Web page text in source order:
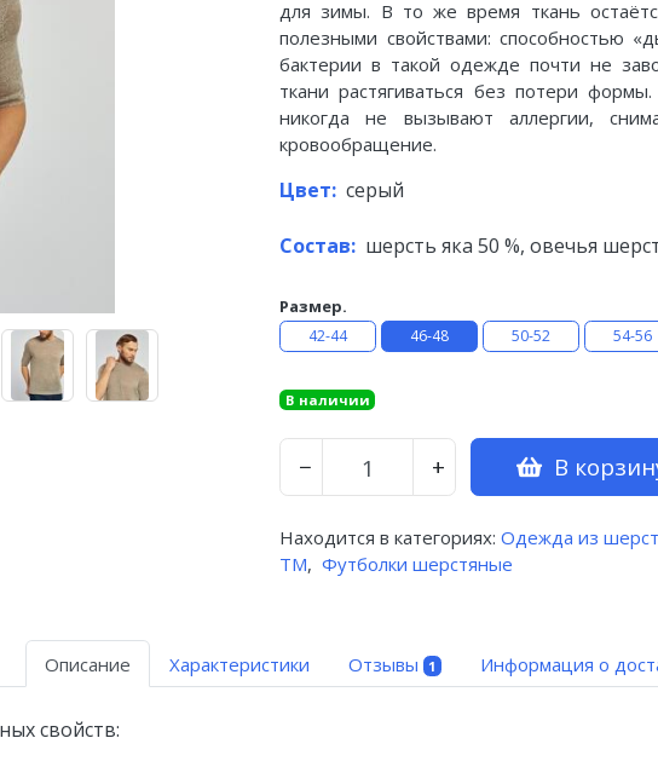
для зимы. В то же время ткань
полезными свойствами: способностью
бактерии в такой одежде почти не
ткани растягиваться без потери
никогда не вызывают аллергии,
кровообращение.
Цвет: серый
Состав: шерсть яка 50 %, овечья
Размер.
42-44 46-48 50-52 54-56
В наличии
− + В
Находится в категориях: Одежда из
ТМ, Футболки шерстяные
Описание Характеристики Отзывы 1 Информация о
свойств: